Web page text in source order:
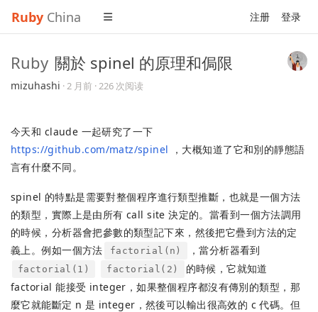
Ruby China 注册 登录
Ruby 關於 spinel 的原理和侷限
mizuhashi ·2 月前 · 226 次阅读
今天和 claude 一起研究了一下
https://github.com/matz/spinel ，大概知道了它和別的靜態語
言有什麼不同。
spinel 的特點是需要對整個程序進行類型推斷，也就是一個方法
的類型，實際上是由所有 call site 決定的。當看到一個方法調用
的時候，分析器會把參數的類型記下來，然後把它疊到方法的定
義上。例如一個方法
factorial(n) ，當分析器看到
factorial(1) factorial(2)
的時候，它就知道
factorial 能接受 integer，如果整個程序都沒有傳別的類型，那
麼它就能斷定 n 是 integer，然後可以輸出很高效的 c 代碼。但